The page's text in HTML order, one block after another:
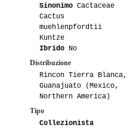
Sinonimo Cactaceae
Cactus
muehlenpfordtii
Kuntze
Ibrido No
Distribuzione
Rincon Tierra Blanca,
Guanajuato (Mexico,
Northern America)
Tipo
Collezionista